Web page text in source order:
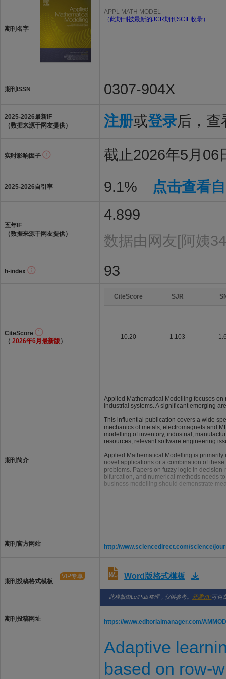
期刊名字
APPL MATH MODEL
（此期刊被最新的JCR期刊SCIE收录）
期刊ISSN 0307-904X
2025-2026最新IF
（数据来源于网友提供）
注册或登录后，查
实时影响因子 截止2026年5月06
2025-2026自引率 9.1% 点击查看
五年IF
（数据来源于网友提供）
4.899
数据由网友[阿姨
h-index 93
CiteScore
（ 2026年6月最新版 ）
CiteScore SJR
10.20 1.103
期刊简介
Applied Mathematical Modelling focuses
industrial systems. A significant emerging
This influential publication covers a wide
mechanics of metals; electromagnets and
modelling of inventory, industrial,
resources; relevant software engineering
Applied Mathematical Modelling is
novel applications or a combination of
problems. Papers on fuzzy logic in
bifurcation, and numerical methods needs
business modelling should demonstrate
期刊官方网站 http://www.sciencedirect.com/science/
期刊投稿格式模板
VIP专享 Word版格式模板
此模板由LetPub整理，仅供参考。 开通VIP可免
期刊投稿网址 https://www.editorialmanager.com/AMMOD
Adaptive
based on row-